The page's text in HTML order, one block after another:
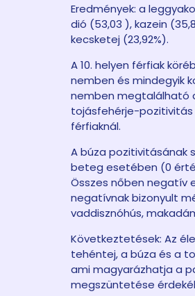
Eredmények: a
dió (53,03 ), kazein
kecsketej (23,92%).
A 10. helyen férfiak
nemben és mindegyik
nemben megtalálható
tojásfehérje-pozitivitás
férfiaknál.
A búza pozitivitásának
beteg esetében (0
Összes nőben negatív
negatívnak bizonyult
vaddisznóhús,
Következtetések: Az
tehéntej, a búza és a
ami magyarázhatja a
megszüntetése